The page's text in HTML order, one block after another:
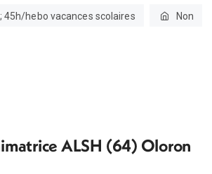
45h/hebo vacances scolaires Non
ALSH (64) Oloron